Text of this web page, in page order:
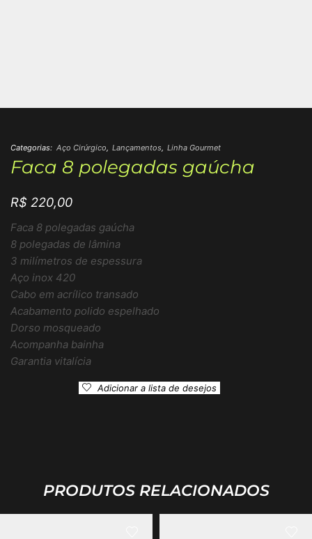
Categorias: Aço Cirúrgico, Lançamentos, Linha Gourmet
Faca 8 polegadas gaúcha
R$ 220,00
Faca 8 polegadas gaúcha
8 polegadas de lâmina
3 milímetros de espessura
Aço inox 420
Cabo em acrílico transado
Acabamento polido espelhado
Dorso mosqueado
Acompanha bainha
Garantia vitalícia
Adicionar a lista de desejos
PRODUTOS RELACIONADOS